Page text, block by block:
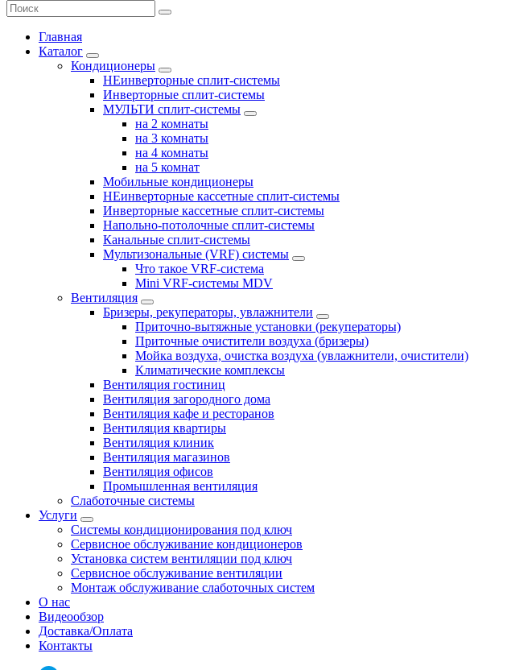
Главная
Каталог
Кондиционеры
НЕинверторные сплит-системы
Инверторные сплит-системы
МУЛЬТИ сплит-системы
на 2 комнаты
на 3 комнаты
на 4 комнаты
на 5 комнат
Мобильные кондиционеры
НЕинверторные кассетные сплит-системы
Инверторные кассетные сплит-системы
Напольно-потолочные сплит-системы
Канальные сплит-системы
Мультизональные (VRF) системы
Что такое VRF-система
Mini VRF-системы MDV
Вентиляция
Бризеры, рекуператоры, увлажнители
Приточно-вытяжные установки (рекуператоры)
Приточные очистители воздуха (бризеры)
Мойка воздуха, очистка воздуха (увлажнители, очистители)
Климатические комплексы
Вентиляция гостиниц
Вентиляция загородного дома
Вентиляция кафе и ресторанов
Вентиляция квартиры
Вентиляция клиник
Вентиляция магазинов
Вентиляция офисов
Промышленная вентиляция
Слаботочные системы
Услуги
Системы кондиционирования под ключ
Сервисное обслуживание кондиционеров
Установка систем вентиляции под ключ
Сервисное обслуживание вентиляции
Монтаж обслуживание слаботочных систем
О нас
Видеообзор
Доставка/Оплата
Контакты